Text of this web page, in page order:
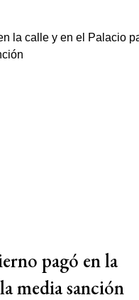
pagó en la
media sanción